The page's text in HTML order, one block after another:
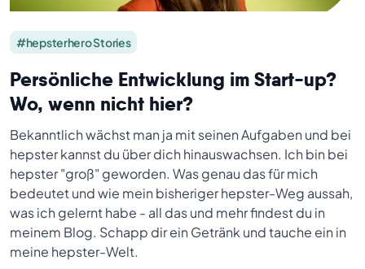
#hepsterhero Stories
Persönliche Entwicklung im Start-up?
Wo, wenn nicht hier?
Bekanntlich wächst man ja mit seinen Aufgaben und bei
hepster kannst du über dich hinauswachsen. Ich bin bei
hepster "groß" geworden. Was genau das für mich
bedeutet und wie mein bisheriger hepster-Weg aussah,
was ich gelernt habe - all das und mehr findest du in
meinem Blog. Schapp dir ein Getränk und tauche ein in
meine hepster-Welt.